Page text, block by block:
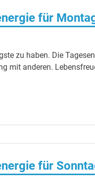
für
zu haben. Die
mit anderen.
für